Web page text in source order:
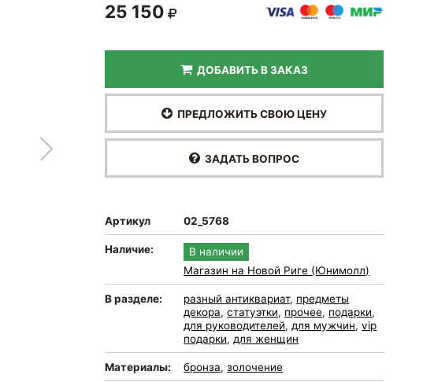
25 150
ДОБАВИТЬ В ЗАКАЗ
ПРЕДЛОЖИТЬ СВОЮ ЦЕНУ
ЗАДАТЬ ВОПРОС
Артикул 02_5768
Наличие:
В наличии
Магазин на Новой Риге (Юнимолл)
В разделе: разный антиквариат, предметы
декора,статуэтки, прочее, подарки,
для руководителей, для мужчин,vip
подарки, для женщин
Материалы: бронза,золочение